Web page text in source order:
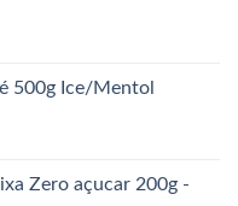
500g Ice/Mentol
Zero açucar 200g -